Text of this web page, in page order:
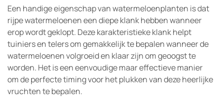
Een handige eigenschap van watermeloenplanten is dat
rijpe watermeloenen een diepe klank hebben wanneer
erop wordt geklopt. Deze karakteristieke klank helpt
tuiniers en telers om gemakkelijk te bepalen wanneer de
watermeloenen volgroeid en klaar zijn om geoogst te
worden. Het is een eenvoudige maar effectieve manier
om de perfecte timing voor het plukken van deze heerlijke
vruchten te bepalen.